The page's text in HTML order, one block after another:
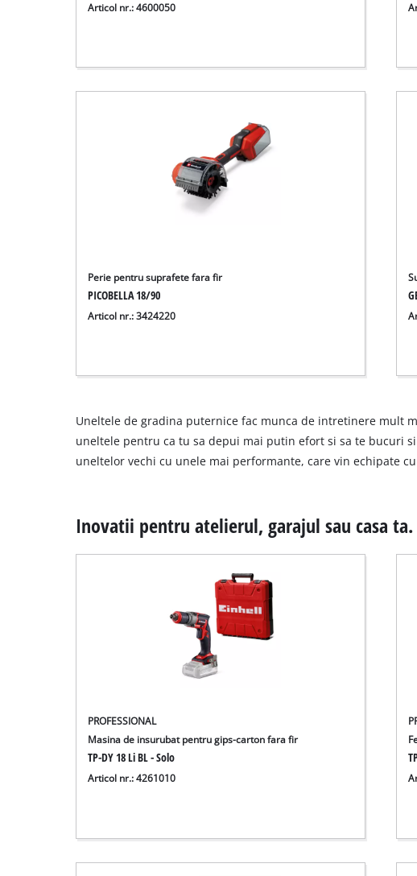
Articol nr.: 4600050
Perie pentru suprafete fara fir
PICOBELLA 18/90
Articol nr.: 3424220
Uneltele de gradina puternice fac munca de intretinere mult
uneltele pentru ca tu sa depui mai putin efort si sa te bucuri
uneltelor vechi cu unele mai performante, care vin echipate
Inovatii pentru atelierul, garajul sau casa ta.
PROFESSIONAL
Masina de insurubat pentru gips-carton fara fir
TP-DY 18 Li BL - Solo
Articol nr.: 4261010